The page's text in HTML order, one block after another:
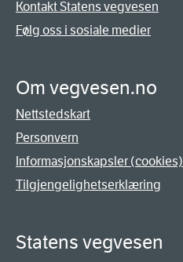
Kontakt Statens vegvesen
Følg oss i sosiale medier
Om vegvesen.no
Nettstedskart
Personvern
Informasjonskapsler (cookies)
Tilgjengelighetserklæring
Statens vegvesen